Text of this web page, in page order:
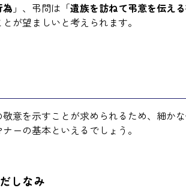
」、弔問は「遺族を訪ねて弔意を伝え
が望ましいと考えられます。
意を示すことが求められるため、細か
ーの基本といえるでしょう。
しなみ